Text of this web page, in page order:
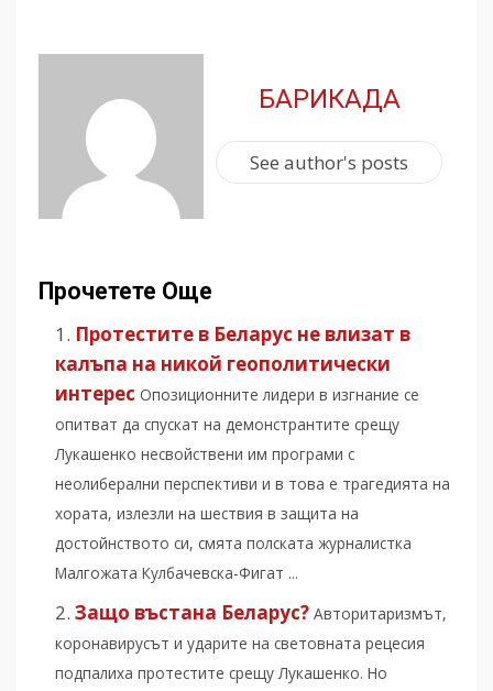
БАРИКАДА
See author's posts
Прочетете Още
Протестите в Беларус не влизат в
калъпа на никой геополитически
интерес Опозиционните лидери в изгнание се
опитват да спускат на демонстрантите срещу
Лукашенко несвойствени им програми с
неолиберални перспективи и в това е трагедията на
хората, излезли на шествия в защита на
достойнството си, смята полската журналистка
Малгожата Кулбачевска-Фигат ...
Защо въстана Беларус? Авторитаризмът,
коронавирусът и ударите на световната рецесия
подпалиха протестите срещу Лукашенко. Но